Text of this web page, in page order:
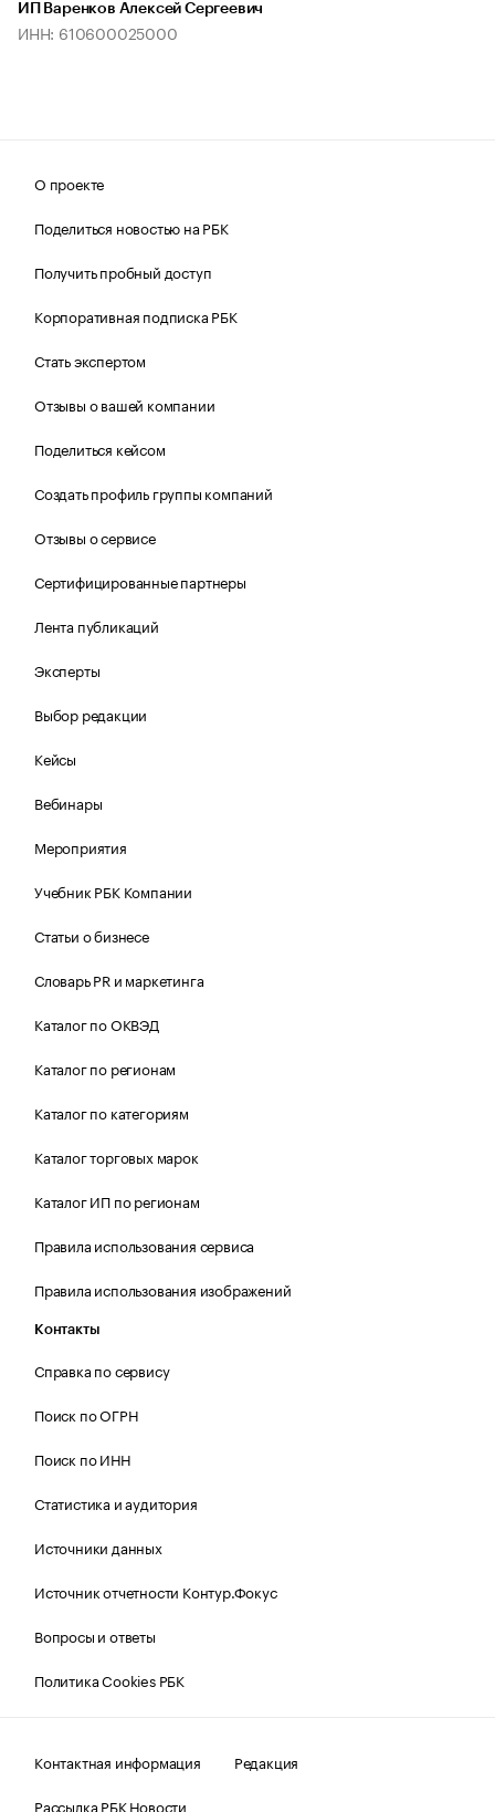
ИП Варенков Алексей Сергеевич
ИНН: 610600025000
О проекте
Поделиться новостью на РБК
Получить пробный доступ
Корпоративная подписка РБК
Стать экспертом
Отзывы о вашей компании
Поделиться кейсом
Создать профиль группы компаний
Отзывы о сервисе
Сертифицированные партнеры
Лента публикаций
Эксперты
Выбор редакции
Кейсы
Вебинары
Мероприятия
Учебник РБК Компании
Статьи о бизнесе
Словарь PR и маркетинга
Каталог по ОКВЭД
Каталог по регионам
Каталог по категориям
Каталог торговых марок
Каталог ИП по регионам
Правила использования сервиса
Правила использования изображений
Контакты
Справка по сервису
Поиск по ОГРН
Поиск по ИНН
Статистика и аудитория
Источники данных
Источник отчетности Контур.Фокус
Вопросы и ответы
Политика Cookies РБК
Контактная информация
Редакция
Рассылка РБК Новости